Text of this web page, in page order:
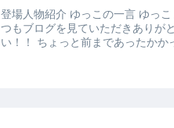
登場人物紹介 ゆっこの一言 ゆっ
つもブログを見ていただきありが
い！！ ちょっと前まであったか